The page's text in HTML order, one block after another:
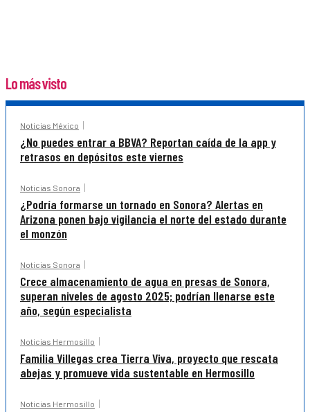
Lo más visto
Noticias México
¿No puedes entrar a BBVA? Reportan caída de la app y
retrasos en depósitos este viernes
Noticias Sonora
¿Podría formarse un tornado en Sonora? Alertas en
Arizona ponen bajo vigilancia el norte del estado durante
el monzón
Noticias Sonora
Crece almacenamiento de agua en presas de Sonora,
superan niveles de agosto 2025; podrían llenarse este
año, según especialista
Noticias Hermosillo
Familia Villegas crea Tierra Viva, proyecto que rescata
abejas y promueve vida sustentable en Hermosillo
Noticias Hermosillo